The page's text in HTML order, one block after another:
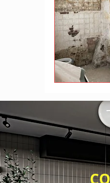
Entreprise de
CONTACT